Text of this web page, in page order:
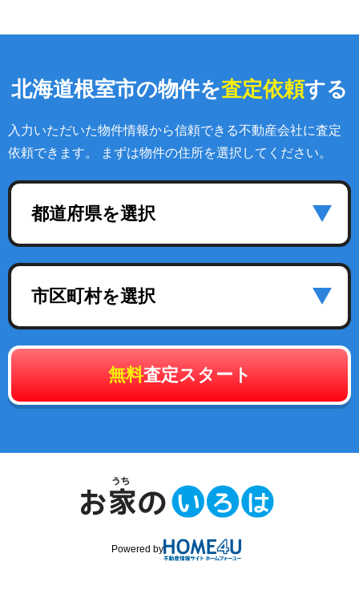
北海道根室市の物件を査定依頼する
入力いただいた物件情報から信頼できる不動産会社に査定
依頼できます。 まずは物件の住所を選択してください。
都道府県を選択
市区町村を選択
無料査定スタート
Powered by